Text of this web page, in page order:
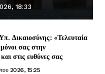
18:33
Δικαιοσύνης: «Τελευταία
σας στην
στις ευθύνες σας
2026, 15:25